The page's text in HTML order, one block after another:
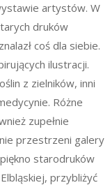
artystów. W
druków
coś dla siebie.
ilustracji.
z zielników, inni
Różne
zupełnie
przestrzeni galery
starodruków
przybliżyć